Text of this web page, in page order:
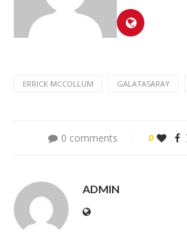
ERRICK MCCOLLUM GALATASARAY
0 comments 0
ADMIN